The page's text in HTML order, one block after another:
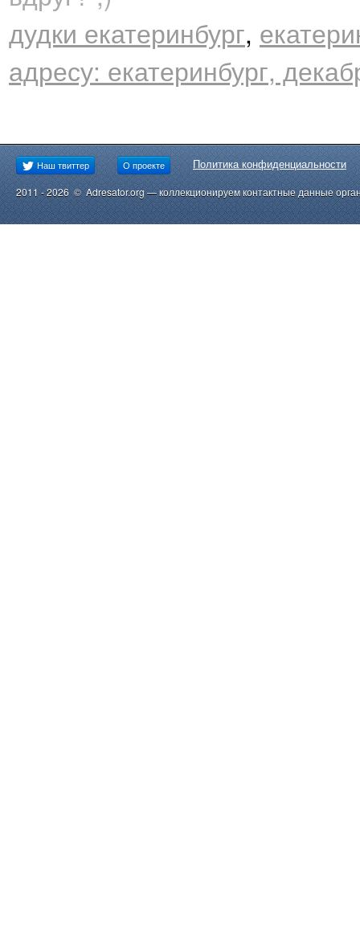
дудки екатеринбург,
адресу: екатеринбург,
Наш твиттер О проекте Политика конфиденциальности
2011 - 2026 © Adresator.org — коллекционируем контактные данные